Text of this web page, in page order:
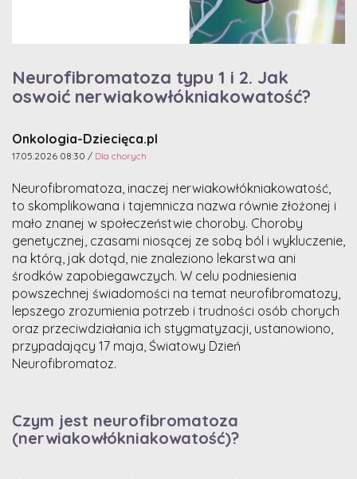
Neurofibromatoza typu 1 i 2. Jak
oswoić nerwiakowłókniakowatość?
Onkologia-Dziecięca.pl
17.05.2026 08:30 / Dla chorych
Neurofibromatoza, inaczej nerwiakowłókniakowatość,
to skomplikowana i tajemnicza nazwa równie złożonej i
mało znanej w społeczeństwie choroby. Choroby
genetycznej, czasami niosącej ze sobą ból i wykluczenie,
na którą, jak dotąd, nie znaleziono lekarstwa ani
środków zapobiegawczych. W celu podniesienia
powszechnej świadomości na temat neurofibromatozy,
lepszego zrozumienia potrzeb i trudności osób chorych
oraz przeciwdziałania ich stygmatyzacji, ustanowiono,
przypadający 17 maja, Światowy Dzień
Neurofibromatoz.
Czym jest neurofibromatoza
(nerwiakowłókniakowatość)?